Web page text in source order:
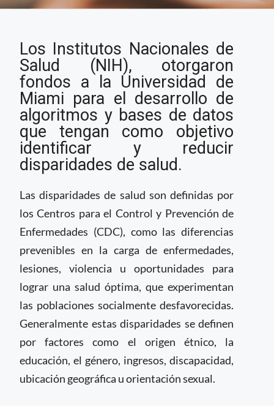
impulsará proyectos
basados en IA para
atender disparidades
de salud
Los Institutos Nacionales de
Salud (NIH), otorgaron
fondos a la Universidad de
Miami para el desarrollo de
algoritmos y bases de datos
que tengan como objetivo
identificar y reducir
disparidades de salud.
Las disparidades de salud son definidas por
los Centros para el Control y Prevención de
Enfermedades (CDC), como las diferencias
prevenibles en la carga de enfermedades,
lesiones, violencia u oportunidades para
lograr una salud óptima, que experimentan
las poblaciones socialmente desfavorecidas.
Generalmente estas disparidades se definen
por factores como el origen étnico, la
educación, el género, ingresos, discapacidad,
ubicación geográfica u orientación sexual.